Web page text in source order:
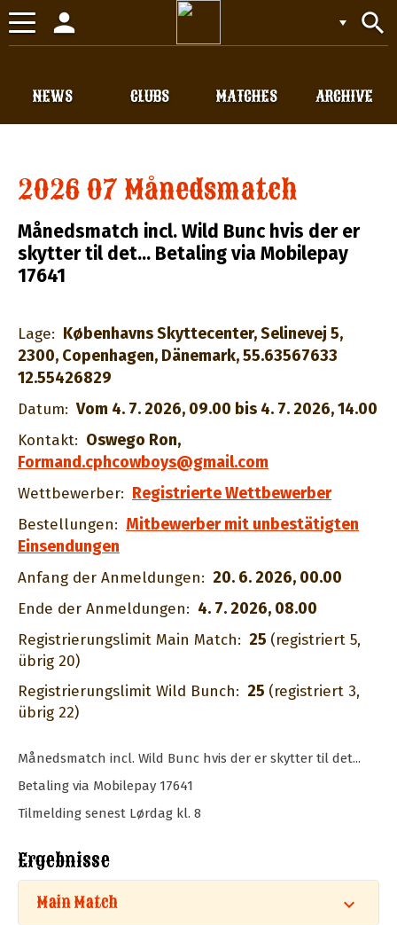
Toggle
navigation
search
person
CLUBS
NEWS MATCHES ARCHIVE
2026 07 Månedsmatch
Månedsmatch incl. Wild Bunc hvis der er
skytter til det... Betaling via Mobilepay
17641
Lage: Københavns Skyttecenter, Selinevej 5,
2300, Copenhagen, Dänemark, 55.63567633
12.55426829
Datum: Vom 4. 7. 2026, 09.00 bis 4. 7. 2026, 14.00
Kontakt: Oswego Ron,
Formand.cphcowboys@gmail.com
Wettbewerber: Registrierte Wettbewerber
Bestellungen: Mitbewerber mit unbestätigten
Einsendungen
Anfang der Anmeldungen: 20. 6. 2026, 00.00
Ende der Anmeldungen: 4. 7. 2026, 08.00
Registrierungslimit Main Match: 25 (registriert 5,
übrig 20)
Registrierungslimit Wild Bunch: 25 (registriert 3,
übrig 22)
Månedsmatch incl. Wild Bunc hvis der er skytter til det...
Betaling via Mobilepay 17641
Tilmelding senest Lørdag kl. 8
Ergebnisse
Main Match